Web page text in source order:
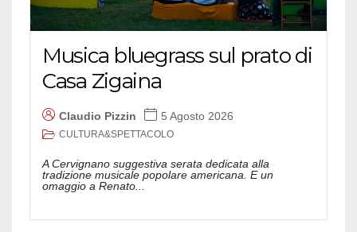
Musica bluegrass sul prato di
Casa Zigaina
Claudio Pizzin 5 Agosto 2026
CULTURA&SPETTACOLO
A Cervignano suggestiva serata dedicata alla
tradizione musicale popolare americana. E un
omaggio a Renato...